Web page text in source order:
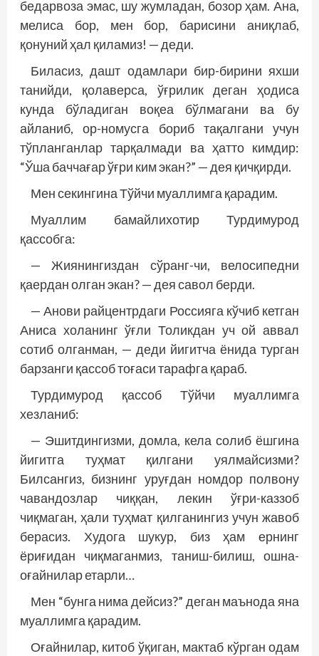
бедарвоза эмас, шу жумладан, бозор ҳам. Ана,
мелиса бор, мен бор, барисини аниқлаб,
қонуний ҳал қиламиз! — деди.
Биласиз, дашт одамлари бир-бирини яхши
танийди, қолаверса, ўғрилик деган ҳодиса
кунда бўладиган воқеа бўлмагани ва бу
айланиб, ор-номусга бориб тақалгани учун
тўпланганлар тарқалмади ва ҳатто кимдир:
“Ўша баччағар ўғри ким экан?” — дея қичқирди.
Мен секингина Тўйчи муаллимга қарадим.
Муаллим бамайлихотир Турдимурод
қассобга:
— Жиянингиздан сўранг-чи, велосипедни
қаердан олган экан? — дея савол берди.
— Анови райцентрдаги Россияга кўчиб кетган
Аниса холанинг ўғли Толикдан уч ой аввал
сотиб олганман, — деди йигитча ёнида турган
барзанги қассоб тоғаси тарафга қараб.
Турдимурод қассоб Тўйчи муаллимга
хезланиб:
— Эшитдингизми, домла, кела солиб ёшгина
йигитга туҳмат қилгани уялмайсизми?
Билсангиз, бизнинг уруғдан номдор полвону
чавандозлар чиққан, лекин ўғри-каззоб
чиқмаган, ҳали туҳмат қилганингиз учун жавоб
берасиз. Худога шукур, биз ҳам ернинг
ёриғидан чиқмаганмиз, таниш-билиш, ошна-
оғайнилар етарли…
Мен “бунга нима дейсиз?” деган маънода яна
муаллимга қарадим.
Оғайнилар, китоб ўқиган, мактаб кўрган одам